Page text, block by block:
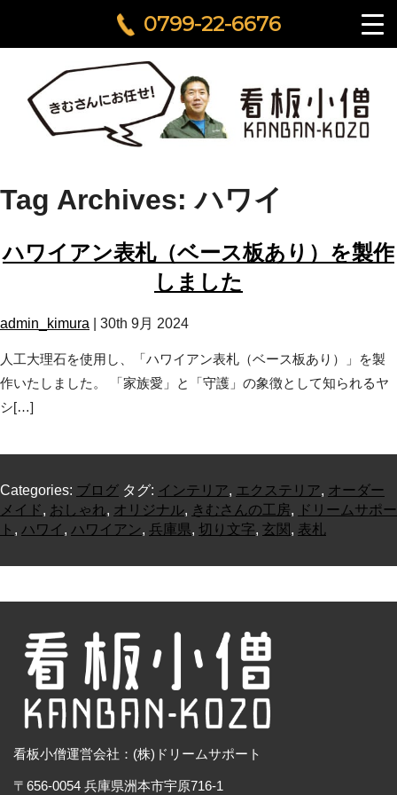
0799-22-6676
Tag Archives: ハワイ
ハワイアン表札（ベース板あり）を製作
しました
admin_kimura 30th 9月 2024
人工大理石を使用し、「ハワイアン表札（ベース板あり）」を製
作いたしました。 「家族愛」と「守護」の象徴として知られるヤ
シ[…]
Categories: ブログ タグ: インテリア, エクステリア, オーダー
メイド, おしゃれ, オリジナル, きむさんの工房,
ドリームサポー
ト , ハワイ , ハワイアン, 兵庫県, 切り文字, 玄関, 表札
看板小僧運営会社：(株)ドリームサポート
〒656-0054 兵庫県洲本市宇原716-1